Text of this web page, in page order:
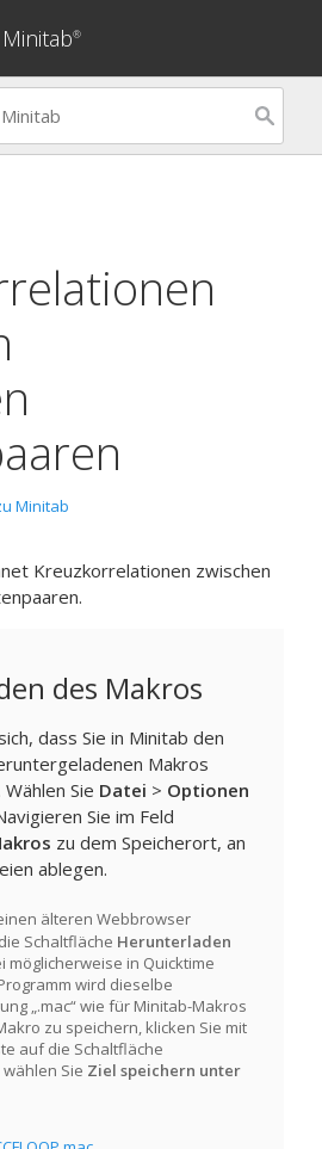
®
Minitab
Kreuzkorrelationen zwischen
des Makros
dass Sie in Minitab den
Makros
Sie Datei > Optionen
Sie im Feld
zu dem Speicherort, an
ablegen.
älteren Webbrowser
Schaltfläche Herunterladen
möglicherweise in Quicktime
wird dieselbe
„.mac“ wie für Minitab-Makros
zu speichern, klicken Sie mit
auf die Schaltfläche
wählen Sie Ziel speichern unter